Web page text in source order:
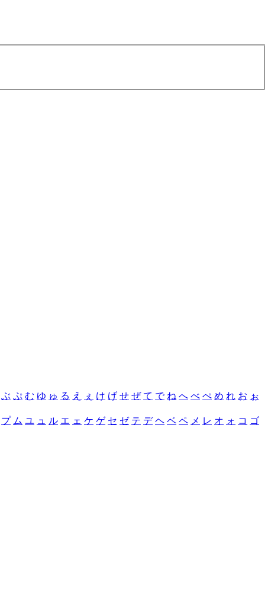
ぶ ぷ む ゆ ゅ る え ぇ け げ せ ぜ て で ね へ べ ぺ め れ お ぉ
プ ム ユ ュ ル エ ェ ケ ゲ セ ゼ テ デ ヘ ベ ペ メ レ オ ォ コ ゴ